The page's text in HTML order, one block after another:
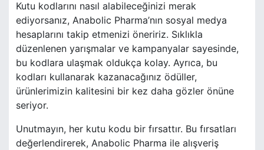
Kutu kodlarını nasıl alabileceğinizi merak
ediyorsanız, Anabolic Pharma’nın sosyal medya
hesaplarını takip etmenizi öneririz. Sıklıkla
düzenlenen yarışmalar ve kampanyalar sayesinde,
bu kodlara ulaşmak oldukça kolay. Ayrıca, bu
kodları kullanarak kazanacağınız ödüller,
ürünlerimizin kalitesini bir kez daha gözler önüne
seriyor.
Unutmayın, her kutu kodu bir fırsattır. Bu fırsatları
değerlendirerek, Anabolic Pharma ile alışveriş